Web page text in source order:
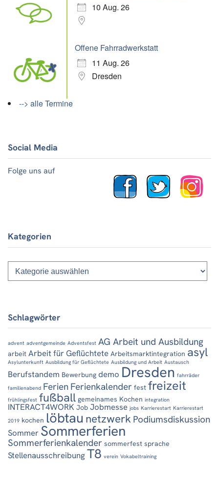
10 Aug. 26
Offene Fahrradwerkstatt
11 Aug. 26
Dresden
--> alle Termine
Social Media
Folge uns auf
Kategorien
Kategorien
Schlagwörter
advent adventgemeinde Adventsfest AG Arbeit und Ausbildung
arbeit Arbeit für Geflüchtete Arbeitsmarktintegration asyl
Asylunterkunft Ausbildung für Geflüchtete Ausbildung und Arbeit Austausch
Berufstandem Bewerbung demo Dresden fahrräder
familienabend Ferien Ferienkalender fest freizeit
frühlingsfest fußball gemeinames Kochen integration
INTERACT4WORK Job Jobmesse jobs Karrierestart Karrierestart
2019 kochen löbtau netzwerk Podiumsdiskussion
Sommer Sommerferien
Sommerferienkalender sommerfest sprache
Stellenausschreibung T8 verein Vokabeltraining